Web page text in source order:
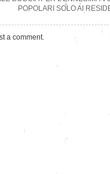
POPOLARI SOLO AI
a comment.